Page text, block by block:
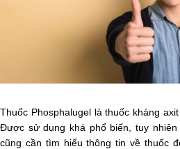
Thuốc Phosphalugel là thuốc kháng
Được sử dụng khá phổ biến, tuy
cũng cần tìm hiểu thông tin về thuốc